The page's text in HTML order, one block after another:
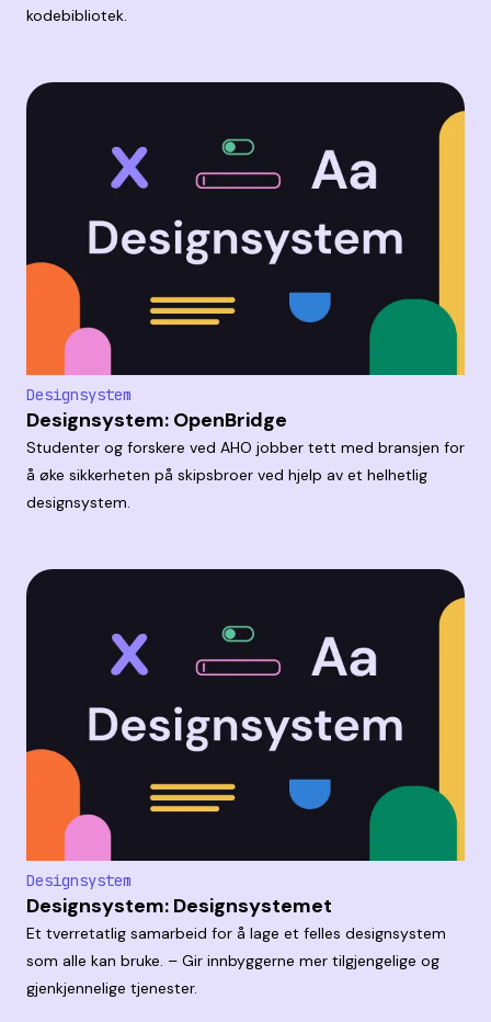
kodebibliotek.
Designsystem
Designsystem: OpenBridge
Studenter og forskere ved AHO jobber tett med bransjen for
å øke sikkerheten på skipsbroer ved hjelp av et helhetlig
designsystem.
Designsystem
Designsystem: Designsystemet
Et tverretatlig samarbeid for å lage et felles designsystem
som alle kan bruke. – Gir innbyggerne mer tilgjengelige og
gjenkjennelige tjenester.